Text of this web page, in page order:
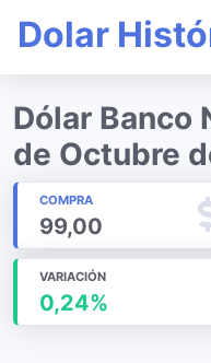
Dolar
Dólar Banco
de Octubre
COMPRA
99,00
VARIACIÓN
0,24%